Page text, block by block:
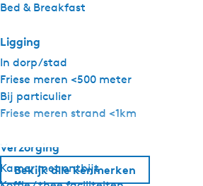
Bed & Breakfast
Ligging
In dorp/stad
Friese meren <500 meter
Bij particulier
Friese meren strand <1km
Verzorging
Kamer met ontbijt
Bekijk alle kenmerken